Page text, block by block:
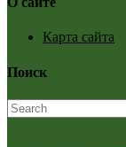
Карта сайта
Поиск